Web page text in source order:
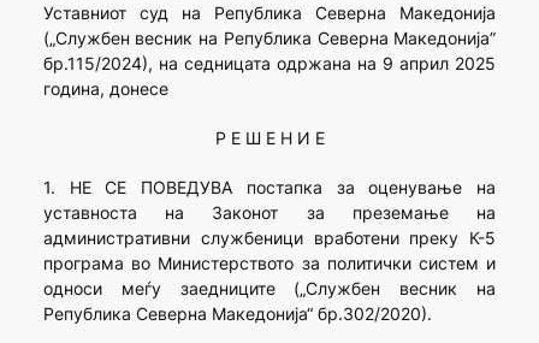
Уставниот суд на Република Северна Македонија
(„Службен весник на Република Северна Македонија”
бр.115/2024), на седницата одржана на 9 април 2025
година, донесе
Р Е Ш Е Н И Е
1. НЕ СЕ ПОВЕДУВА постапка за оценување на
уставноста на Законот за преземање на
административни службеници вработени преку К-5
програма во Министерството за политички систем и
односи меѓу заедниците („Службен весник на
Република Северна Македонија“ бр.302/2020).